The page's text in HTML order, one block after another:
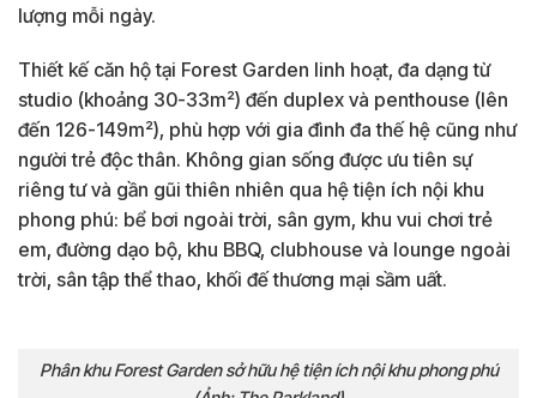
lượng mỗi ngày.
Thiết kế căn hộ tại Forest Garden linh hoạt, đa dạng từ
studio (khoảng 30-33m²) đến duplex và penthouse (lên
đến 126-149m²), phù hợp với gia đình đa thế hệ cũng như
người trẻ độc thân. Không gian sống được ưu tiên sự
riêng tư và gần gũi thiên nhiên qua hệ tiện ích nội khu
phong phú: bể bơi ngoài trời, sân gym, khu vui chơi trẻ
em, đường dạo bộ, khu BBQ, clubhouse và lounge ngoài
trời, sân tập thể thao, khối đế thương mại sầm uất.
Phân khu Forest Garden sở hữu hệ tiện ích nội khu phong phú